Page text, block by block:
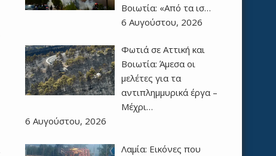
Βοιωτία: «Από τα ισ…
6 Αυγούστου, 2026
Φωτιά σε Αττική και
Βοιωτία: Άμεσα οι
μελέτες για τα
αντιπλημμυρικά έργα –
Μέχρι…
6 Αυγούστου, 2026
Λαμία: Εικόνες που